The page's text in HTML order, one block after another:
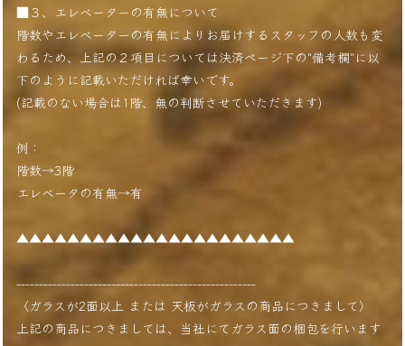
■３、エレベーターの有無について
階数やエレベーターの有無によりお届けするスタッフの人数も変
わるため、上記の２項目については決済ページ下の"備考欄"に以
下のように記載いただければ幸いです。
(記載のない場合は1階、無の判断させていただきます)
例：
階数→3階
エレベータの有無→有
▲▲▲▲▲▲▲▲▲▲▲▲▲▲▲▲▲▲▲▲▲▲
-----------------------------------------------------
〈ガラスが2面以上 または 天板がガラスの商品につきまして〉
上記の商品につきましては、当社にてガラス面の梱包を行います